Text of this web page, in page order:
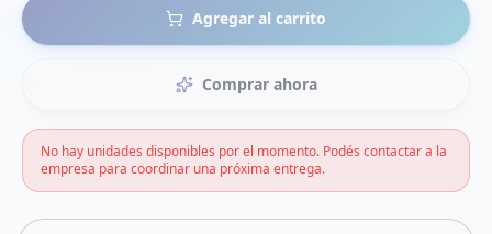
Agregar al carrito
Comprar ahora
No hay unidades disponibles por el momento. Podés contactar a la
empresa para coordinar una próxima entrega.